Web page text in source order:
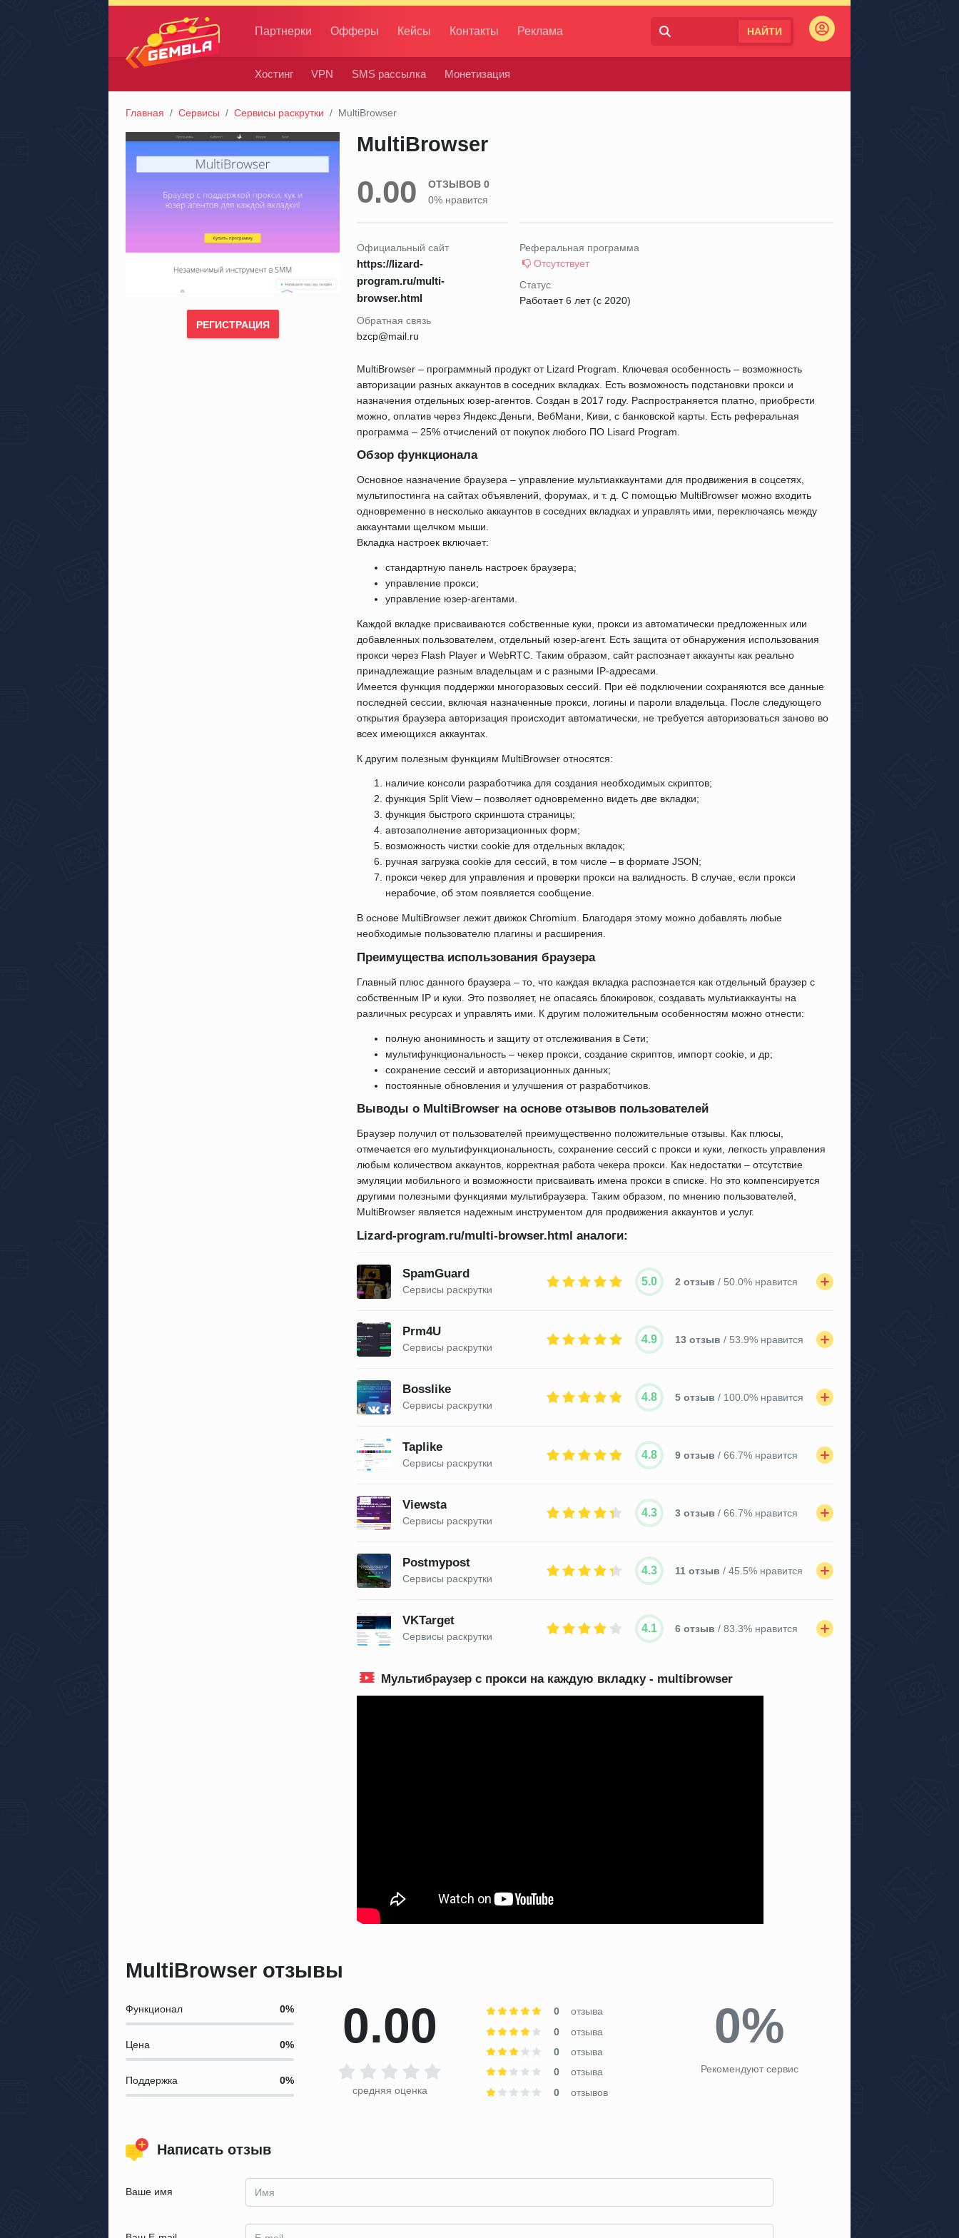
Партнерки Офферы Кейсы Контакты Реклама НАЙТИ Войти
Хостинг VPN SMS рассылка Монетизация
Главная Сервисы Сервисы раскрутки MultiBrowser
MultiBrowser
0.00
ОТЗЫВОВ 0
0% нравится
Официальный сайт
https://lizard-
program.ru/multi-
browser.html
Обратная связь
bzcp@mail.ru
Реферальная программа
Отсутствует
Статус
Работает 6 лет (с 2020)
MultiBrowser – программный продукт от Lizard Program. Ключевая особенность – возможность
авторизации разных аккаунтов в соседних вкладках. Есть возможность подстановки прокси и
назначения отдельных юзер-агентов. Создан в 2017 году. Распространяется платно, приобрести
можно, оплатив через Яндекс.Деньги, ВебМани, Киви, с банковской карты. Есть реферальная
программа – 25% отчислений от покупок любого ПО Lisard Program.
Обзор функционала
Основное назначение браузера – управление мультиаккаунтами для продвижения в соцсетях,
мультипостинга на сайтах объявлений, форумах, и т. д. С помощью MultiBrowser можно входить
одновременно в несколько аккаунтов в соседних вкладках и управлять ими, переключаясь между
аккаунтами щелчком мыши.
Вкладка настроек включает:
стандартную панель настроек браузера;
управление прокси;
управление юзер-агентами.
Каждой вкладке присваиваются собственные куки, прокси из автоматически предложенных или
добавленных пользователем, отдельный юзер-агент. Есть защита от обнаружения использования
прокси через Flash Player и WebRTC. Таким образом, сайт распознает аккаунты как реально
принадлежащие разным владельцам и с разными IP-адресами.
Имеется функция поддержки многоразовых сессий. При её подключении сохраняются все данные
последней сессии, включая назначенные прокси, логины и пароли владельца. После следующего
открытия браузера авторизация происходит автоматически, не требуется авторизоваться заново во
всех имеющихся аккаунтах.
К другим полезным функциям MultiBrowser относятся:
наличие консоли разработчика для создания необходимых скриптов;
функция Split View – позволяет одновременно видеть две вкладки;
функция быстрого скриншота страницы;
автозаполнение авторизационных форм;
возможность чистки cookie для отдельных вкладок;
ручная загрузка cookie для сессий, в том числе – в формате JSON;
прокси чекер для управления и проверки прокси на валидность. В случае, если прокси
нерабочие, об этом появляется сообщение.
В основе MultiBrowser лежит движок Chromium. Благодаря этому можно добавлять любые
необходимые пользователю плагины и расширения.
Преимущества использования браузера
Главный плюс данного браузера – то, что каждая вкладка распознается как отдельный браузер с
собственным IP и куки. Это позволяет, не опасаясь блокировок, создавать мультиаккаунты на
различных ресурсах и управлять ими. К другим положительным особенностям можно отнести:
полную анонимность и защиту от отслеживания в Сети;
мультифункциональность – чекер прокси, создание скриптов, импорт cookie, и др;
сохранение сессий и авторизационных данных;
постоянные обновления и улучшения от разработчиков.
Выводы о MultiBrowser на основе отзывов пользователей
Браузер получил от пользователей преимущественно положительные отзывы. Как плюсы,
отмечается его мультифункциональность, сохранение сессий с прокси и куки, легкость управления
любым количеством аккаунтов, корректная работа чекера прокси. Как недостатки – отсутствие
эмуляции мобильного и возможности присваивать имена прокси в списке. Но это компенсируется
другими полезными функциями мультибраузера. Таким образом, по мнению пользователей,
MultiBrowser является надежным инструментом для продвижения аккаунтов и услуг.
Lizard-program.ru/multi-browser.html аналоги:
SpamGuard
Сервисы раскрутки
5.0 2 отзыв / 50.0% нравится
Prm4U
Сервисы раскрутки
4.9 13 отзыв / 53.9% нравится
Bosslike
Сервисы раскрутки
4.8 5 отзыв / 100.0% нравится
Taplike
Сервисы раскрутки
4.8 9 отзыв / 66.7% нравится
Viewsta
Сервисы раскрутки
4.3 3 отзыв / 66.7% нравится
Postmypost
Сервисы раскрутки
4.3 11 отзыв / 45.5% нравится
VKTarget
Сервисы раскрутки
4.1 6 отзыв / 83.3% нравится
Мультибраузер с прокси на каждую вкладку - multibrowser
РЕГИСТРАЦИЯ
MultiBrowser отзывы
Функционал
Цена
Поддержка
0.00
средняя оценка
0
отзыва
0
отзыва
0
отзыва
0
отзыва
0
отзывов
0%
Рекомендуют сервис
Написать отзыв
Ваше имя